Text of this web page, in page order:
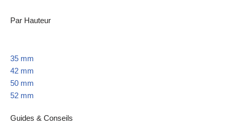
Par Hauteur
35 mm
42 mm
50 mm
52 mm
Guides & Conseils